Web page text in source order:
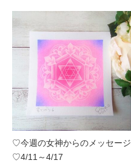
♡今週の女神からのメッセージ
♡4/11～4/17